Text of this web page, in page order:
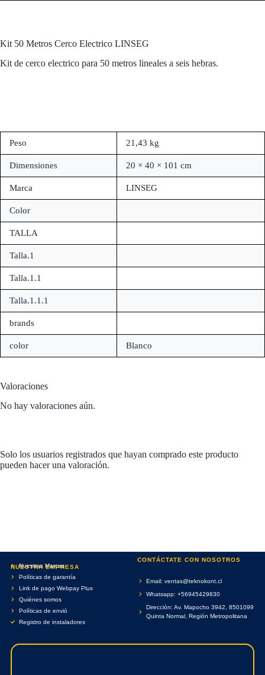
Kit 50 Metros Cerco Electrico LINSEG
Kit de cerco electrico para 50 metros lineales a seis hebras.
Peso 21,43 kg
Dimensiones 20 × 40 × 101 cm
Marca LINSEG
Color
TALLA
Talla.1
Talla.1.1
Talla.1.1.1
brands
color Blanco
Valoraciones
No hay valoraciones aún.
Solo los usuarios registrados que hayan comprado este producto
pueden hacer una valoración.
NUESTRA EMPRESA
Nuestras Marcas
Políticas de garantía
Link de pago Webpay Plus
Quiénes somos
Políticas de envió
Registro de instaladores
CONTÁCTATE CON NOSOTROS
Email: ventas@teknokont.cl
Whatsapp: +56945429830
Dirección: Av. Mapocho 3942, 8501099
Quinta Normal, Región Metropolitana